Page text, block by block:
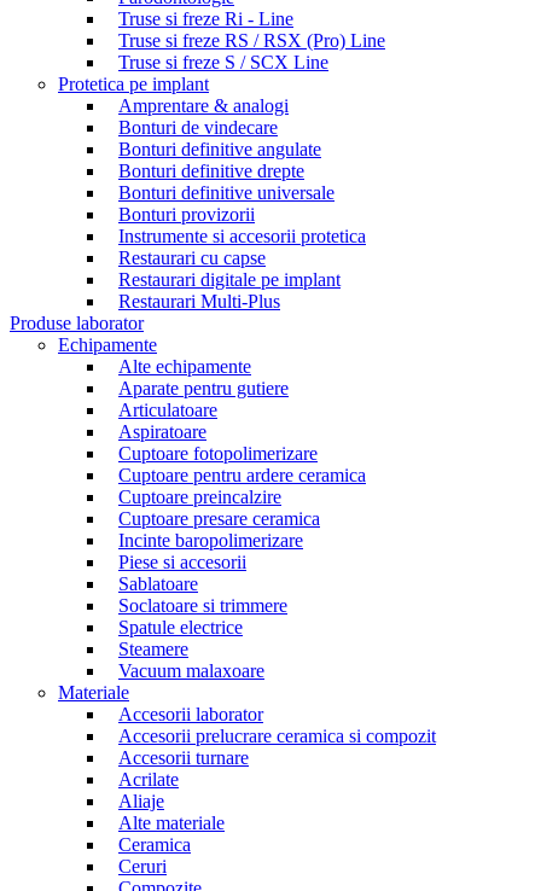
Truse si freze Ri - Line
Truse si freze RS / RSX (Pro) Line
Truse si freze S / SCX Line
Protetica pe implant
Amprentare & analogi
Bonturi de vindecare
Bonturi definitive angulate
Bonturi definitive drepte
Bonturi definitive universale
Bonturi provizorii
Instrumente si accesorii protetica
Restaurari cu capse
Restaurari digitale pe implant
Restaurari Multi-Plus
Produse laborator
Echipamente
Alte echipamente
Aparate pentru gutiere
Articulatoare
Aspiratoare
Cuptoare fotopolimerizare
Cuptoare pentru ardere ceramica
Cuptoare preincalzire
Cuptoare presare ceramica
Incinte baropolimerizare
Piese si accesorii
Sablatoare
Soclatoare si trimmere
Spatule electrice
Steamere
Vacuum malaxoare
Materiale
Accesorii laborator
Accesorii prelucrare ceramica si compozit
Accesorii turnare
Acrilate
Aliaje
Alte materiale
Ceramica
Ceruri